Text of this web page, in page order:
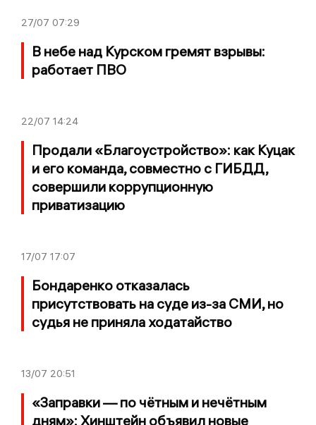
27/07 07:29
В небе над Курском гремят взрывы:
работает ПВО
22/07 14:24
Продали «Благоустройство»: как Куцак
и его команда, совместно с ГИБДД,
совершили коррупционную
приватизацию
17/07 17:07
Бондаренко отказалась
присутствовать на суде из-за СМИ, но
судья не приняла ходатайство
13/07 20:51
«Заправки — по чётным и нечётным
дням»: Хинштейн объявил новые